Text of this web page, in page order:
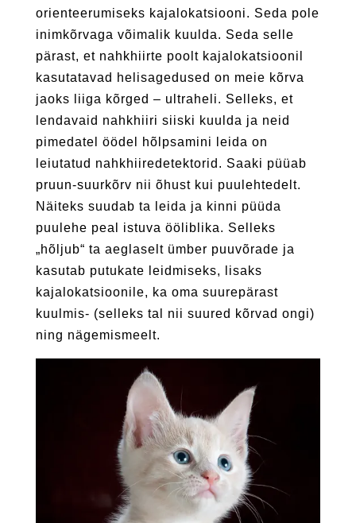
orienteerumiseks kajalokatsiooni. Seda pole
inimkõrvaga võimalik kuulda. Seda selle
pärast, et nahkhiirte poolt kajalokatsioonil
kasutatavad helisagedused on meie kõrva
jaoks liiga kõrged – ultraheli. Selleks, et
lendavaid nahkhiiri siiski kuulda ja neid
pimedatel öödel hõlpsamini leida on
leiutatud nahkhiiredetektorid. Saaki püüab
pruun-suurkõrv nii õhust kui puulehtedelt.
Näiteks suudab ta leida ja kinni püüda
puulehe peal istuva ööliblika. Selleks
„hõljub“ ta aeglaselt ümber puuvõrade ja
kasutab putukate leidmiseks, lisaks
kajalokatsioonile, ka oma suurepärast
kuulmis- (selleks tal nii suured kõrvad ongi)
ning nägemismeelt.